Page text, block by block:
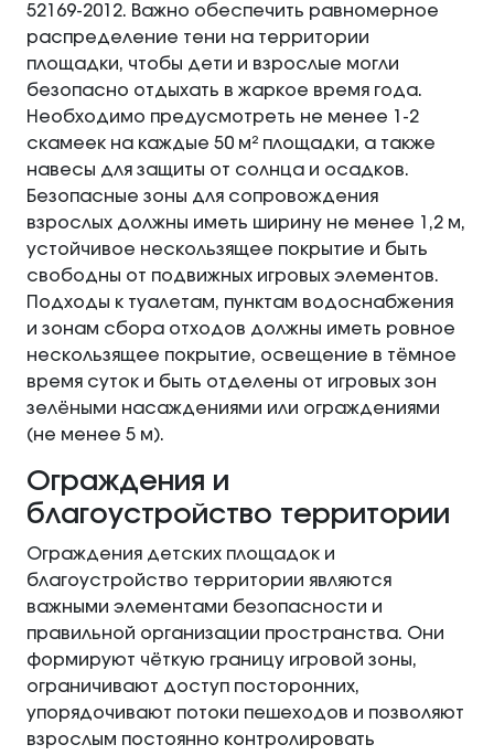
52169‑2012. Важно обеспечить равномерное
распределение тени на территории
площадки, чтобы дети и взрослые могли
безопасно отдыхать в жаркое время года.
Необходимо предусмотреть не менее 1-2
скамеек на каждые 50 м² площадки, а также
навесы для защиты от солнца и осадков.
Безопасные зоны для сопровождения
взрослых должны иметь ширину не менее 1,2 м,
устойчивое нескользящее покрытие и быть
свободны от подвижных игровых элементов.
Подходы к туалетам, пунктам водоснабжения
и зонам сбора отходов должны иметь ровное
нескользящее покрытие, освещение в тёмное
время суток и быть отделены от игровых зон
зелёными насаждениями или ограждениями
(не менее 5 м).
Ограждения и
благоустройство территории
Ограждения детских площадок и
благоустройство территории являются
важными элементами безопасности и
правильной организации пространства. Они
формируют чёткую границу игровой зоны,
ограничивают доступ посторонних,
упорядочивают потоки пешеходов и позволяют
взрослым постоянно контролировать